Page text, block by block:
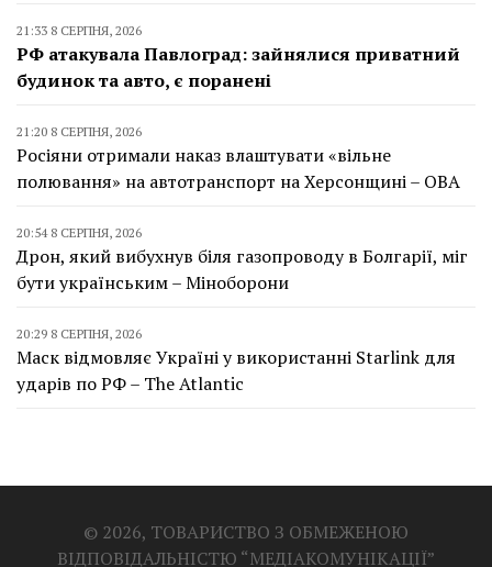
21:33 8 СЕРПНЯ, 2026
РФ атакувала Павлоград: зайнялися приватний
будинок та авто, є поранені
21:20 8 СЕРПНЯ, 2026
Росіяни отримали наказ влаштувати «вільне
полювання» на автотранспорт на Херсонщині – ОВА
20:54 8 СЕРПНЯ, 2026
Дрон, який вибухнув біля газопроводу в Болгарії, міг
бути українським – Міноборони
20:29 8 СЕРПНЯ, 2026
Маск відмовляє Україні у використанні Starlink для
ударів по РФ – The Atlantic
© 2026, ТОВАРИСТВО З ОБМЕЖЕНОЮ
ВІДПОВІДАЛЬНІСТЮ “МЕДІАКОМУНІКАЦІЇ”